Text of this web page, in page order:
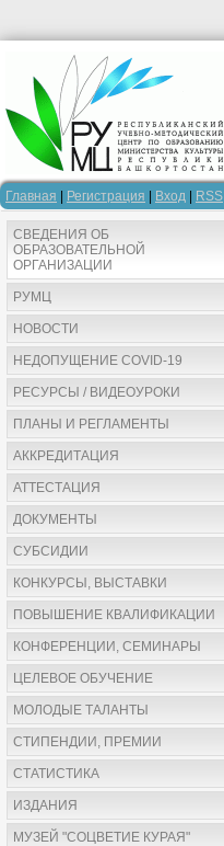
Главная Регистрация Вход RSS
СВЕДЕНИЯ ОБ
ОБРАЗОВАТЕЛЬНОЙ
ОРГАНИЗАЦИИ
РУМЦ
НОВОСТИ
НЕДОПУЩЕНИЕ COVID-19
РЕСУРСЫ / ВИДЕОУРОКИ
ПЛАНЫ И РЕГЛАМЕНТЫ
АККРЕДИТАЦИЯ
АТТЕСТАЦИЯ
ДОКУМЕНТЫ
СУБСИДИИ
КОНКУРСЫ, ВЫСТАВКИ
ПОВЫШЕНИЕ КВАЛИФИКАЦИИ
КОНФЕРЕНЦИИ, СЕМИНАРЫ
ЦЕЛЕВОЕ ОБУЧЕНИЕ
МОЛОДЫЕ ТАЛАНТЫ
СТИПЕНДИИ, ПРЕМИИ
СТАТИСТИКА
ИЗДАНИЯ
МУЗЕЙ "СОЦВЕТИЕ КУРАЯ"